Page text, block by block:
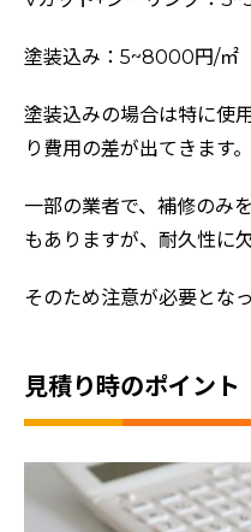
塗装込み：5~8000円/㎡
塗装込みの場合は特に使
り費用の差が出てきます。
一部の業者で、補修のみ
もありますが、耐久性に
そのため注意が必要となっ
見積り時のポイント